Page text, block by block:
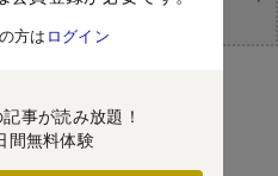
のプロの大予
方は ログイン
事が読み放題！
間無料体験